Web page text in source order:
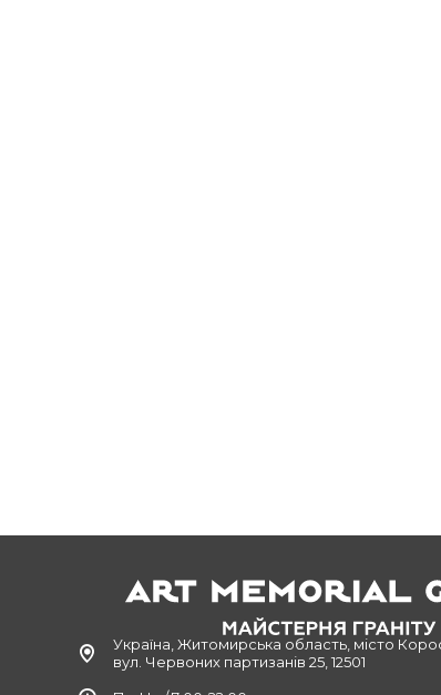
Україна, Житомирська область, місто
вул. Червоних партизанів 25, 12501